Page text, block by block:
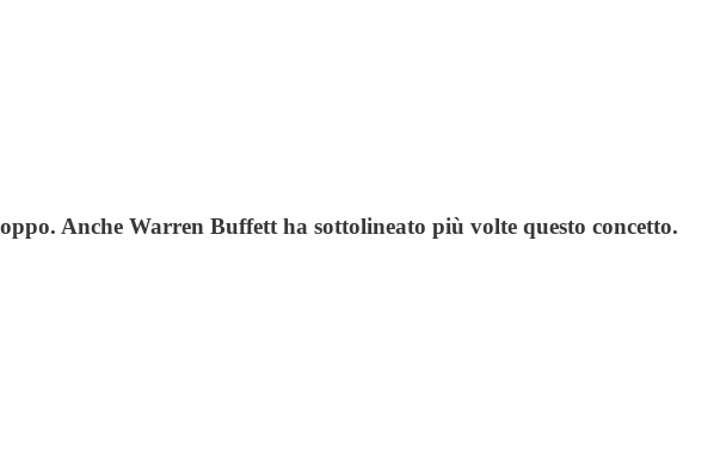
Anche Warren Buffett ha sottolineato più volte questo concetto.